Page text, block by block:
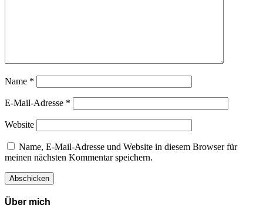
Name *
E-Mail-Adresse *
Website
Name, E-Mail-Adresse und Website in diesem Browser für
meinen nächsten Kommentar speichern.
Über mich